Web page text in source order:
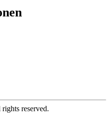
reserved.